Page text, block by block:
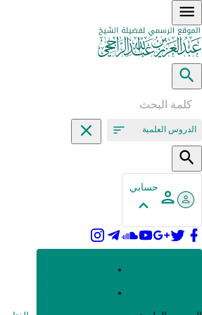
الدروس العلمية
حسابي